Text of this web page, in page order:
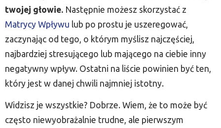
twojej głowie. Następnie możesz skorzystać z
Matrycy Wpływu lub po prostu je uszeregować,
zaczynając od tego, o którym myślisz najczęściej,
najbardziej stresującego lub mającego na ciebie inny
negatywny wpływ. Ostatni na liście powinien być ten,
który jest w danej chwili najmniej istotny.
Widzisz je wszystkie? Dobrze. Wiem, że to może być
często niewyobrażalnie trudne, ale pierwszym